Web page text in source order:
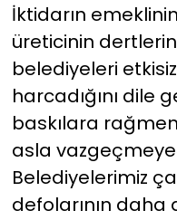
İktidarın
üreticinin
belediyeleri
harcadığını dile
baskılara
asla
Belediyelerimiz
defolarının daha